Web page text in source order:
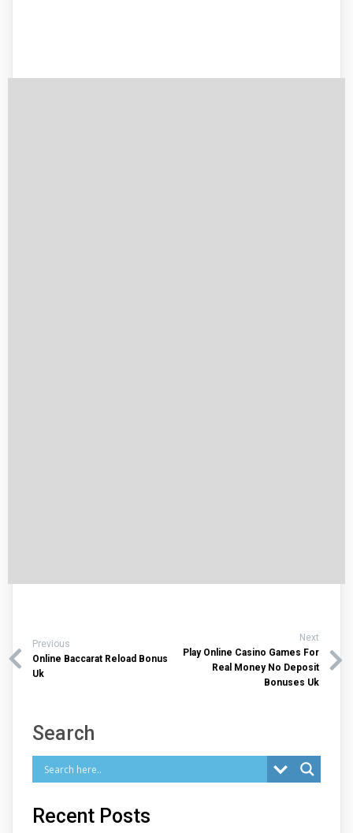
Previous
Online Baccarat Reload Bonus
Uk
Next
Play Online Casino Games For
Real Money No Deposit
Bonuses Uk
Search
Recent Posts